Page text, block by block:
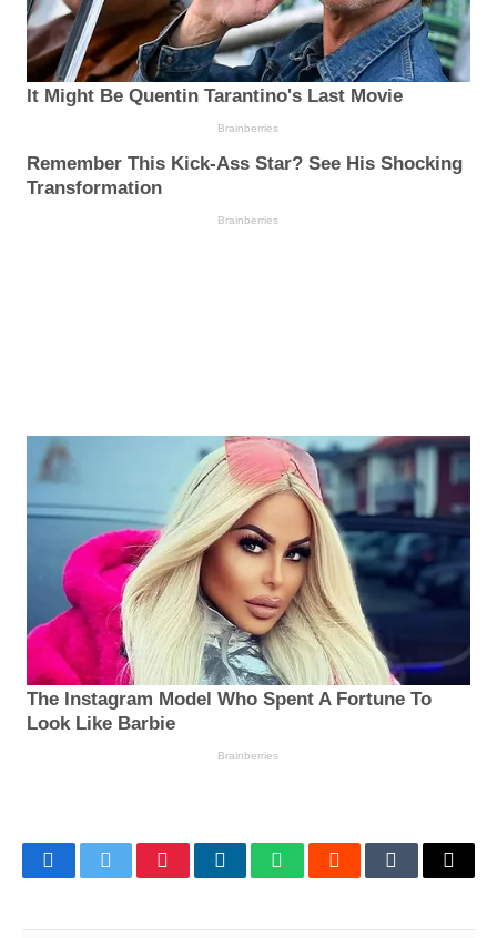
FacebookTwitterPinterestLinkedInWhatsAppRedditTumblrEmail